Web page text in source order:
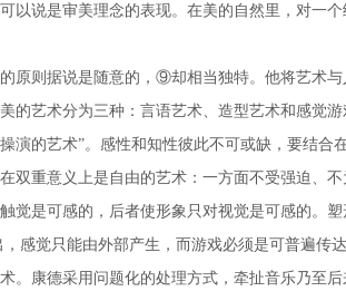
说是审美理念的表现。在美的自然里，对一
则据说是随意的，⑨却相当独特。他将艺术与
的艺术分为三种：言语艺术、造型艺术和感觉
演的艺术”。感性和知性彼此不可或缺，要结
双重意义上是自由的艺术：一方面不受强迫、
觉是可感的，后者使形象只对视觉是可感的。
，感觉只能由外部产生，而游戏必须是可普遍
。康德采用问题化的处理方式，牵扯音乐乃至